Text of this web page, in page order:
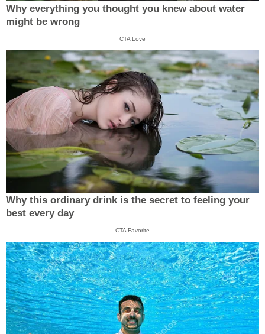
Why everything you thought you knew about water
might be wrong
CTA Love
Why this ordinary drink is the secret to feeling your
best every day
CTA Favorite